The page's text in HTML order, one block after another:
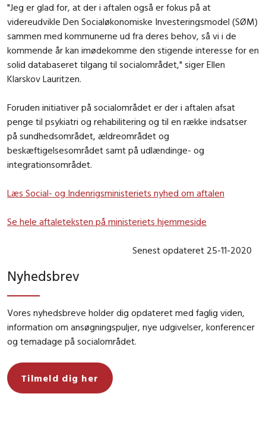
"Jeg er glad for, at der i aftalen også er fokus på at
videreudvikle Den Socialøkonomiske Investeringsmodel (SØM)
sammen med kommunerne ud fra deres behov, så vi i de
kommende år kan imødekomme den stigende interesse for en
solid databaseret tilgang til socialområdet," siger Ellen
Klarskov Lauritzen.
Foruden initiativer på socialområdet er der i aftalen afsat
penge til psykiatri og rehabilitering og til en række indsatser
på sundhedsområdet, ældreområdet og
beskæftigelsesområdet samt på udlændinge- og
integrationsområdet.
Læs Social- og Indenrigsministeriets nyhed om aftalen
Se hele aftaleteksten på ministeriets hjemmeside
Senest opdateret 25-11-2020
Nyhedsbrev
Vores nyhedsbreve holder dig opdateret med faglig viden,
information om ansøgningspuljer, nye udgivelser, konferencer
og temadage på socialområdet.
Tilmeld dig her